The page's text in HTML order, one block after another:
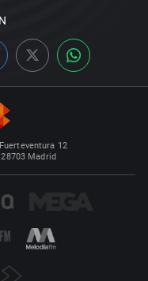
12
Madrid